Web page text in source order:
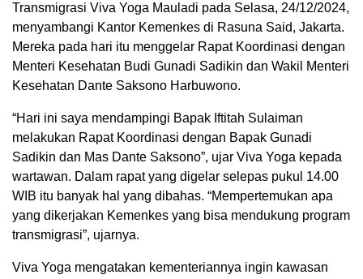
Transmigrasi Viva Yoga Mauladi pada Selasa, 24/12/2024,
menyambangi Kantor Kemenkes di Rasuna Said, Jakarta.
Mereka pada hari itu menggelar Rapat Koordinasi dengan
Menteri Kesehatan Budi Gunadi Sadikin dan Wakil Menteri
Kesehatan Dante Saksono Harbuwono.
“Hari ini saya mendampingi Bapak Iftitah Sulaiman
melakukan Rapat Koordinasi dengan Bapak Gunadi
Sadikin dan Mas Dante Saksono”, ujar Viva Yoga kepada
wartawan. Dalam rapat yang digelar selepas pukul 14.00
WIB itu banyak hal yang dibahas. “Mempertemukan apa
yang dikerjakan Kemenkes yang bisa mendukung program
transmigrasi”, ujarnya.
Viva Yoga mengatakan kementeriannya ingin kawasan